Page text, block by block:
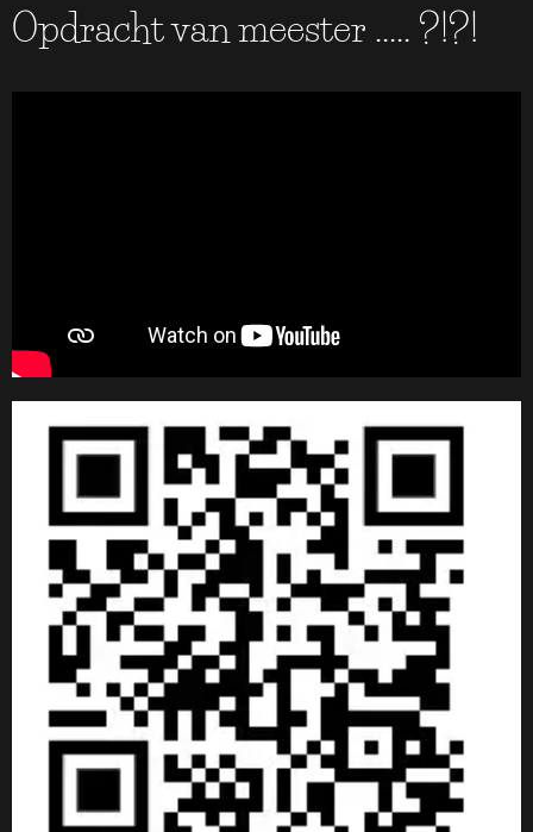
Opdracht van meester ..... ?!?!